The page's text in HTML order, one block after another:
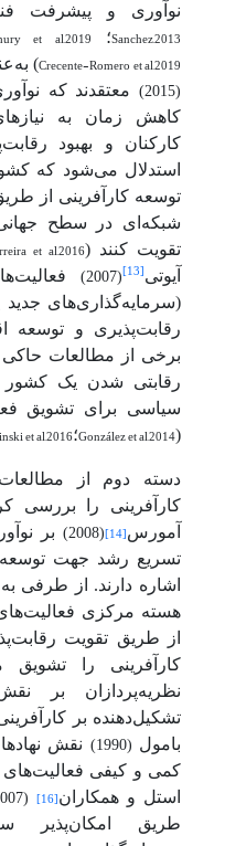
نوآوری و پیشرفت
Sanchez,2013؛ et al,2019
Crecente-Romero et al,2019
)
(2015)
معتقدند که
کاهش زمان به
کارکنان و بهبود
استدلال می‌شود که
توسعه کارآفرینی از
شبکه‌ای در سطح
تقویت کنند (et al,2016
آیوتی [13]
(2007)
(سرمایه‌گذاری‌های جدید
رقابت‌پذیری و توسعه
برخی از مطالعات حاکی
رقابتی شدن یک کشور
سیاسی برای تشویق
(
González et al,2014؛et al,2016
دسته دوم از مطالعات
کارآفرینی را بررسی
آمورس [14]
(2008)
بر
تسریع رشد جهت توسعه
اشاره دارند. از طرفی
هسته مرکزی فعالیت‌های
از طریق تقویت
کارآفرینی را
نظریه‌پردازان بر
تشکیل‌دهنده بر
بامول (1990)
نقش
کمی و کیفی فعالیت‌های
استل و همکاران [16]
(2007)
طریق امکان‌پذیر